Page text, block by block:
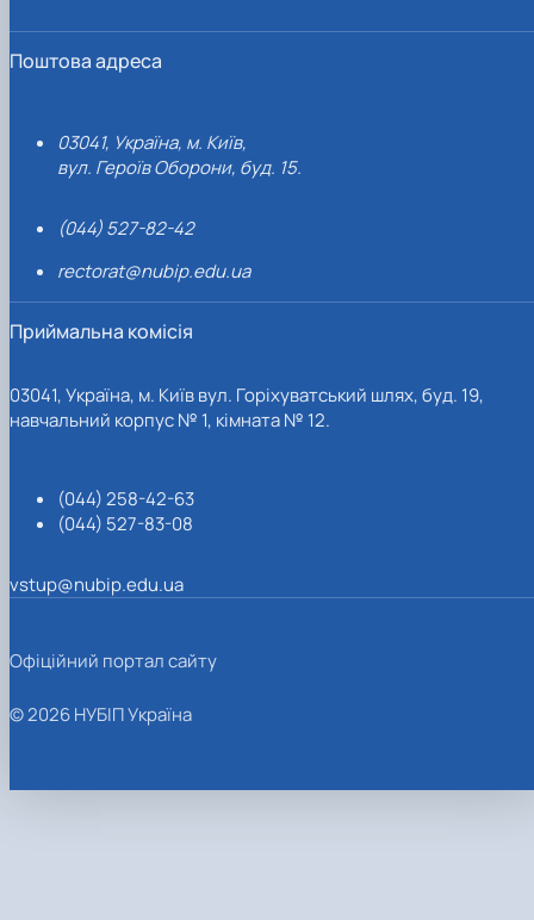
Поштова адреса
03041, Україна, м. Київ,
вул. Героїв Оборони, буд. 15.
(044) 527-82-42
rectorat@nubip.edu.ua
Приймальна комісія
03041, Україна, м. Київ вул. Горіхуватський шлях, буд. 19,
навчальний корпус № 1, кімната № 12.
(044) 258-42-63
(044) 527-83-08
vstup@nubip.edu.ua
Офіційний портал сайту
© 2026 НУБІП Україна